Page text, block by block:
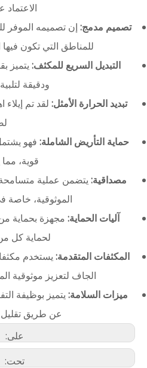
تصميم مدمج: إن تصميمه الموفر
للمناطق التي تكون
التبديل السريع للمكثف: يتميز
ودقيقة
تبديد الحرارة الأمثل: لقد تم
حماية التأريض الشاملة: فهو
قوية،
مصداقية: يتضمن عملية
الموثوقية، خاصة
آليات الحماية: مجهزة بحماية من
لحماية كل
المكثفات المتقدمة: يستخدم
الجاف لتعزيز موثوقية
ميزات السلامة: يتميز بوظيفة
عن طريق تقليل
على:
تحت: